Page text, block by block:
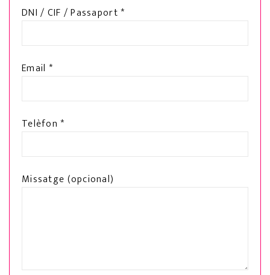
DNI / CIF / Passaport *
Email *
Telèfon *
Missatge (opcional)